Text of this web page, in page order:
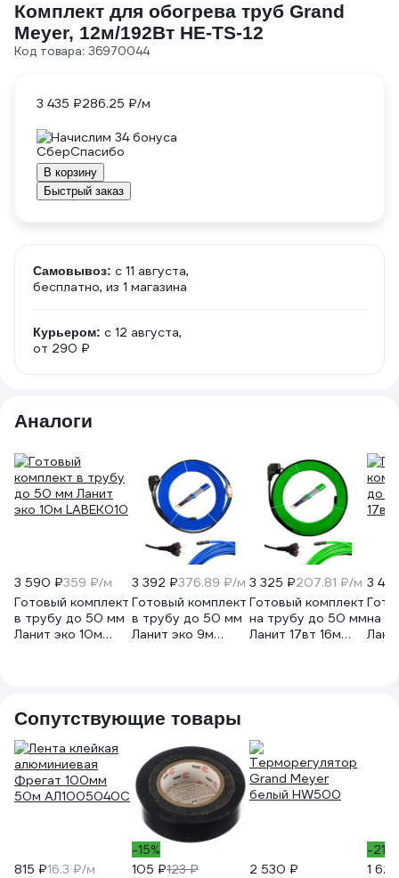
Комплект для обогрева труб Grand
Meyer, 12м/192Вт HE-TS-12
Код товара: 36970044
3 435 ₽286.25 ₽/м
Начислим 34 бонуса
В корзину
Быстрый заказ
Самовывоз: c 11 августа,
бесплатно, из 1 магазина
Курьером: c 12 августа,
от 290 ₽
Аналоги
3 590 ₽359 ₽/м
Готовый комплект
в трубу до 50 мм
Ланит эко 10м
3 392 ₽376.89 ₽/м
Готовый комплект
в трубу до 50 мм
Ланит эко 9м
3 325 ₽207.81 ₽/м
Готовый комплект
на трубу до 50 мм
Ланит 17вт 16м
3
на
Сопутствующие товары
815 ₽16.3 ₽/м
-15%
105 ₽123 ₽
2 530 ₽
-21%
1